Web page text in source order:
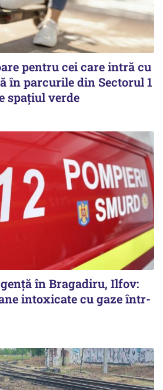
pentru cei care intră cu
în parcurile din Sectorul 1
spațiul verde
în Bragadiru, Ilfov:
intoxicate cu gaze într-